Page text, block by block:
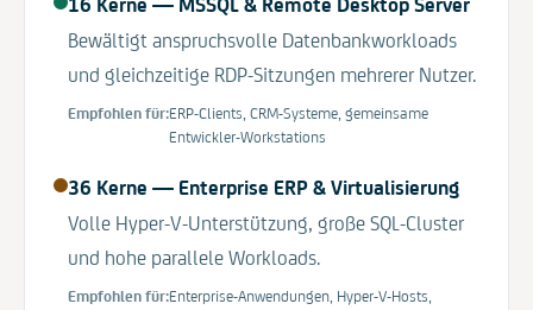
16 Kerne — MSSQL & Remote Desktop Server
Bewältigt anspruchsvolle Datenbankworkloads
und gleichzeitige RDP-Sitzungen mehrerer Nutzer.
Empfohlen für:ERP-Clients, CRM-Systeme, gemeinsame
Entwickler-Workstations
36 Kerne — Enterprise ERP & Virtualisierung
Volle Hyper-V-Unterstützung, große SQL-Cluster
und hohe parallele Workloads.
Empfohlen für:Enterprise-Anwendungen, Hyper-V-Hosts,